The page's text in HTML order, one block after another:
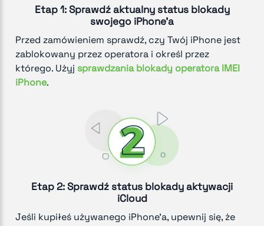
Etap 1: Sprawdź aktualny status blokady
swojego iPhone'a
Przed zamówieniem sprawdź, czy Twój iPhone jest
zablokowany przez operatora i określ przez
którego. Użyj sprawdzania blokady operatora IMEI
iPhone.
Etap 2: Sprawdź status blokady aktywacji
iCloud
Jeśli kupiłeś używanego iPhone'a, upewnij się, że